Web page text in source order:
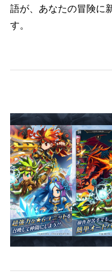
語が、あなたの冒険に
す。